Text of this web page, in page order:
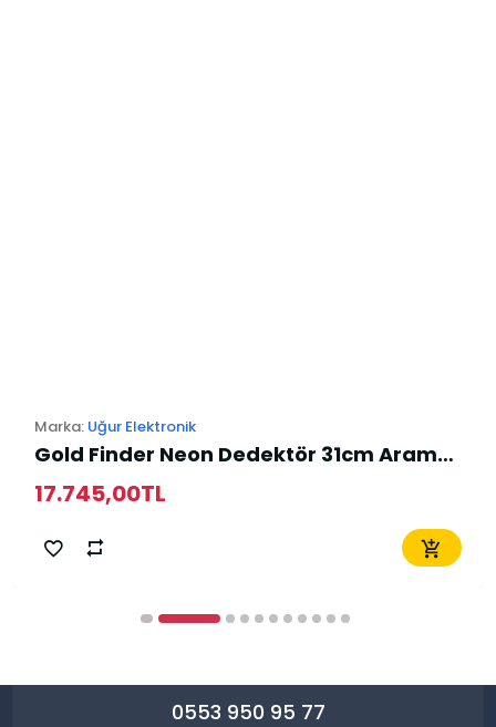
Marka: Uğur Elektronik
Gold Finder Neon Dedektör 31cm Arama Başlığı
17.745,00TL
0553 950 95 77